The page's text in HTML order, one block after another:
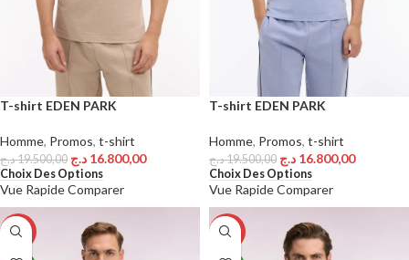
T-shirt EDEN PARK
Homme, Promos, t-shirt
19.500,00د.ج 16.800,00 د.ج
Choix Des Options
Vue RapideComparer
T-shirt EDEN PARK
Homme, Promos, t-shirt
19.500,00د.ج 16.800,00 د.ج
Choix Des Options
Vue RapideComparer
-15% -15%